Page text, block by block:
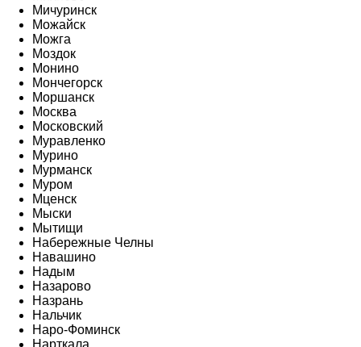
Мичуринск
Можайск
Можга
Моздок
Монино
Мончегорск
Моршанск
Москва
Московский
Муравленко
Мурино
Мурманск
Муром
Мценск
Мыски
Мытищи
Набережные Челны
Навашино
Надым
Назарово
Назрань
Нальчик
Наро-Фоминск
Нарткала